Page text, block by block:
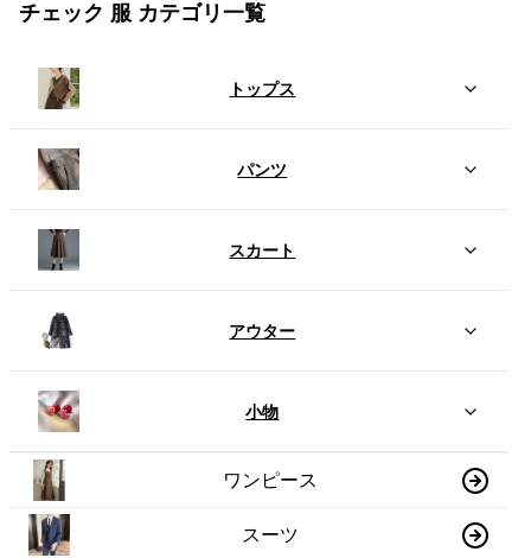
チェック 服 カテゴリ一覧
トップス
パンツ
スカート
アウター
小物
ワンピース
スーツ